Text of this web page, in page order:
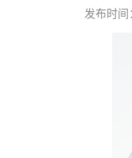
发布时间